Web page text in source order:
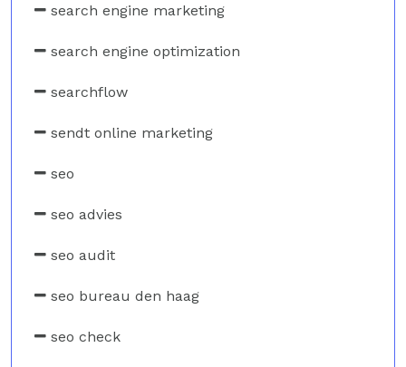
search engine marketing
search engine optimization
searchflow
sendt online marketing
seo
seo advies
seo audit
seo bureau den haag
seo check